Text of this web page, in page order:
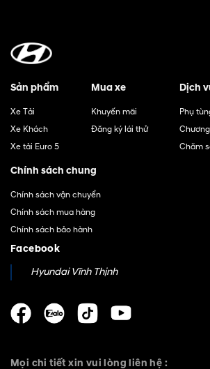
Sản phẩm
Xe Tải
Xe Khách
Xe tải Euro 5
Mua xe
Khuyến mãi
Đăng ký lái thử
Dịch
Phụ
Chăm
Chính sách chung
Chính sách vận chuyển
Chính sách mua hàng
Chính sách bảo hành
Facebook
Hyundai Vĩnh Thịnh
Mọi chi tiết xin vui lòng liên hệ :